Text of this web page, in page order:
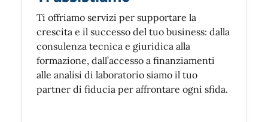
Ti offriamo servizi per supportare la
crescita e il successo del tuo business: dalla
consulenza tecnica e giuridica alla
formazione, dall’accesso a finanziamenti
alle analisi di laboratorio siamo il tuo
partner di fiducia per affrontare ogni sfida.